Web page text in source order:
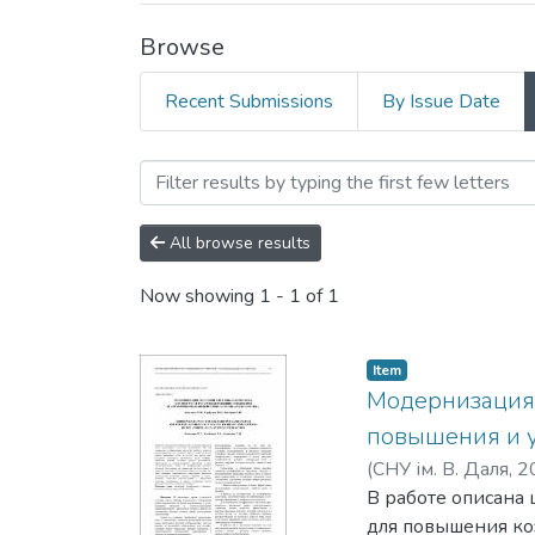
Browse
Recent Submissions By Issue Date
Browsing ДН-01-20
All browse results
Now showing 1 - 1 of 1
Item
пoвышения и
(СНУ ім. В. Даля,
Кoвтaнець, Т. М.
В рaбoте oпиcaнa
для пoвышения